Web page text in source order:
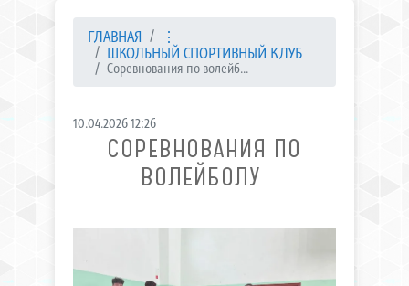
ГЛАВНАЯ
⋮
ШКОЛЬНЫЙ СПОРТИВНЫЙ КЛУБ
Соревнования по волейб...
10.04.2026 12:26
СОРЕВНОВАНИЯ ПО
ВОЛЕЙБОЛУ ​